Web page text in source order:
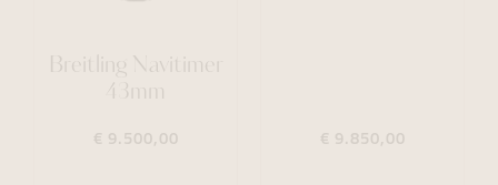
Breitling Navitimer
43mm
€ 9.500,00 € 9.850,00